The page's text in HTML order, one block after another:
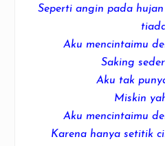
Seperti angin pada
Aku mencintaimu
Saking
Aku tak
Miskin
Aku mencintaimu
Karena hanya setitik